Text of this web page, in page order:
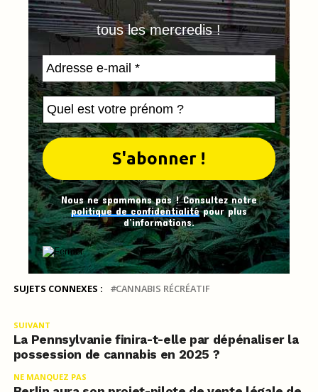
tous les mercredis !
Nous ne spammons pas ! Consultez notre
politique de confidentialitépour plus
d’informations.
SUJETS CONNEXES : CANNABIS RÉCRÉATIF
SUIVANT
La Pennsylvanie finira-t-elle par dépénaliser la
possession de cannabis en 2025 ?
NE MANQUEZ PAS